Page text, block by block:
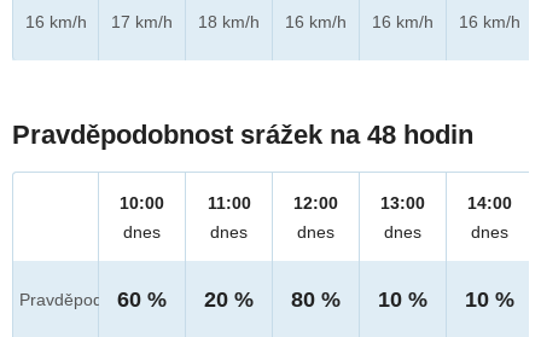
16 km/h
17 km/h
18 km/h
16 km/h
16 km/h
16 km/h
Pravděpodobnost srážek na 48 hodin
Pravděpod.
10:00
dnes
60 %
11:00
dnes
20 %
12:00
dnes
80 %
13:00
dnes
10 %
14:00
dnes
10 %